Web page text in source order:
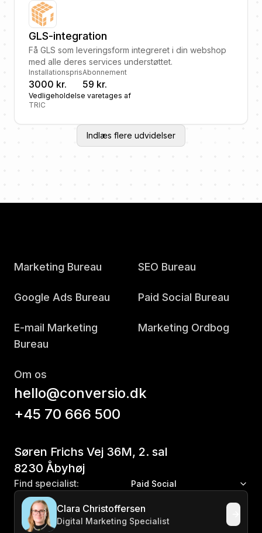
GLS-integration
Få GLS som leveringsform integreret i din webshop
med alle deres services understøttet.
Installationspris
3000 kr.
Abonnement
59 kr.
Vedligeholdelse varetages af
TRIC
Indlæs flere udvidelser
Marketing Bureau SEO Bureau
Google Ads Bureau Paid Social Bureau
E-mail Marketing
Bureau
Marketing Ordbog
Om os
hello@conversio.dk
+45 70 666 500
Søren Frichs Vej 36M, 2. sal
8230 Åbyhøj
Find specialist: Paid Social
Clara Christoffersen
Digital Marketing Specialist